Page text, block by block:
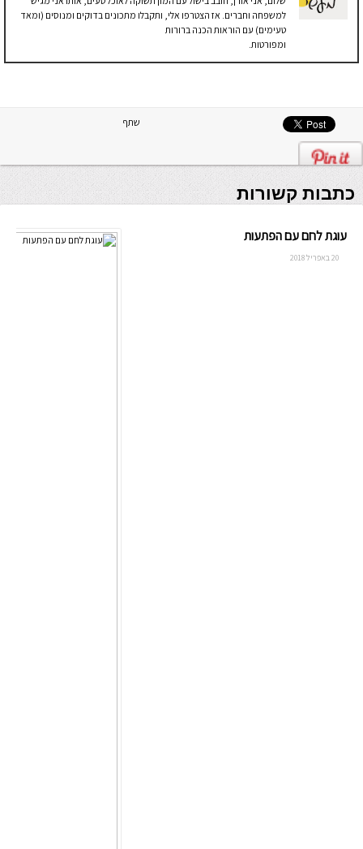
למשפחה וחברים. אז הצטרפו אלי, ותקבלו מתכונים בדוקים ומנוסים (ומאד
טעימים) עם הוראות הכנה ברורות
ומפורטות.
שתף
כתבות קשורות
עוגת לחם עם הפתעות
20 באפריל 2018